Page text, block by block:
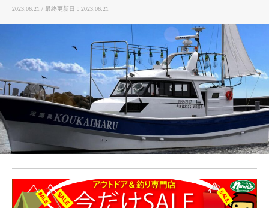
2023.06.21 / 最終更新日：2023.06.21